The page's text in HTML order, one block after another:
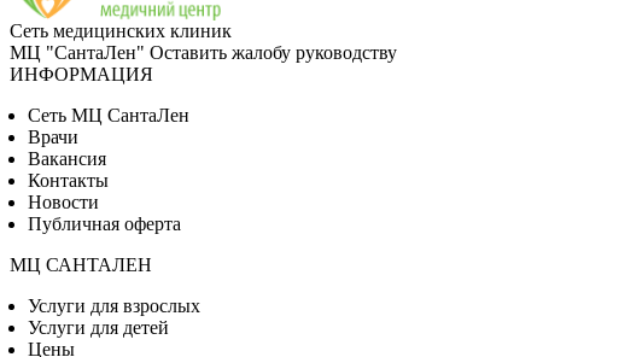
Сеть медицинских клиник
МЦ "СантаЛен" Оставить жалобу руководству
ИНФОРМАЦИЯ
Сеть МЦ СантаЛен
Врачи
Вакансия
Контакты
Новости
Публичная оферта
МЦ САНТАЛЕН
Услуги для взрослых
Услуги для детей
Цены